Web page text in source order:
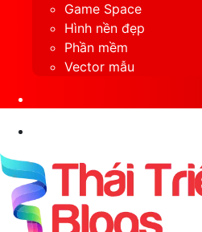
Game Space
Hình nền đẹp
Phần mềm
Vector mẫu